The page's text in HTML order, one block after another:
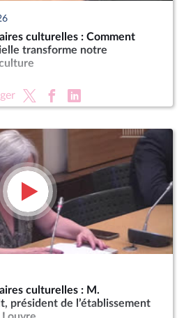
culturelles : Comment
transforme notre
culturelles : M.
président de l’établissement